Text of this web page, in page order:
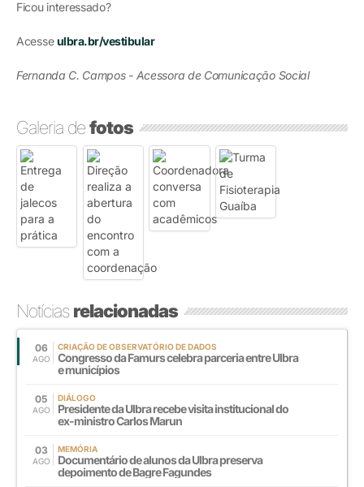
Ficou interessado?
Acesseulbra.br/vestibular
Fernanda C. Campos - Acessora de Comunicação Social
Galeria defotos
Notíciasrelacionadas
06
AGO
CRIAÇÃO DE OBSERVATÓRIO DE DADOS
Congresso da Famurs celebra parceria entre Ulbra
e municípios
05
AGO
DIÁLOGO
Presidente da Ulbra recebe visita institucional do
ex-ministro Carlos Marun
03
AGO
MEMÓRIA
Documentário de alunos da Ulbra preserva
depoimento de Bagre Fagundes